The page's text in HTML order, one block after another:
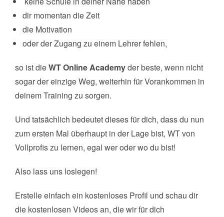
dir momentan die Zeit
die Motivation
oder der Zugang zu einem Lehrer fehlen,
so ist dieWT Online Academyder beste, wenn nicht
sogar der einzige Weg, weiterhin für Vorankommen in
deinem Training zu sorgen.
Und tatsächlich bedeutet dieses für dich, dass du nun
zum ersten Mal überhaupt in der Lage bist, WT von
Vollprofis zu lernen, egal wer oder wo du bist!
Also lass uns loslegen!
Erstelle einfach ein kostenloses Profil und schau dir
die kostenlosen Videos an, die wir für dich